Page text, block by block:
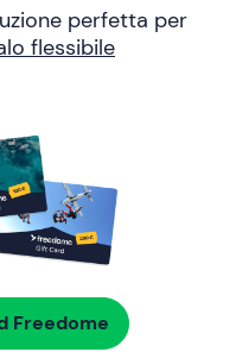
perfetta per
flessibile
Freedome